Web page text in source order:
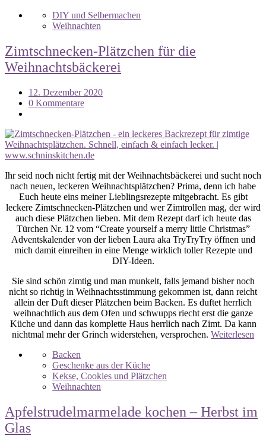
DIY und Selbermachen
Weihnachten
Zimtschnecken-Plätzchen für die
Weihnachtsbäckerei
12. Dezember 2020
0 Kommentare
Ihr seid noch nicht fertig mit der Weihnachtsbäckerei und sucht noch
nach neuen, leckeren Weihnachtsplätzchen? Prima, denn ich habe
Euch heute eins meiner Lieblingsrezepte mitgebracht. Es gibt
leckere Zimtschnecken-Plätzchen und wer Zimtrollen mag, der wird
auch diese Plätzchen lieben. Mit dem Rezept darf ich heute das
Türchen Nr. 12 vom “Create yourself a merry little Christmas”
Adventskalender von der lieben Laura aka TryTryTry öffnen und
mich damit einreihen in eine Menge wirklich toller Rezepte und
DIY-Ideen.
Sie sind schön zimtig und man munkelt, falls jemand bisher noch
nicht so richtig in Weihnachtsstimmung gekommen ist, dann reicht
allein der Duft dieser Plätzchen beim Backen. Es duftet herrlich
weihnachtlich aus dem Ofen und schwupps riecht erst die ganze
Küche und dann das komplette Haus herrlich nach Zimt. Da kann
nichtmal mehr der Grinch widerstehen, versprochen. Weiterlesen
Backen
Geschenke aus der Küche
Kekse, Cookies und Plätzchen
Weihnachten
Apfelstrudelmarmelade kochen – Herbst im
Glas